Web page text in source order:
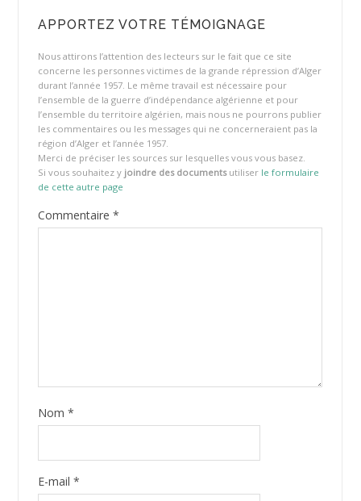
APPORTEZ VOTRE TÉMOIGNAGE
Nous attirons l’attention des lecteurs sur le fait que ce site
concerne les personnes victimes de la grande répression d’Alger
durant l’année 1957. Le même travail est nécessaire pour
l’ensemble de la guerre d’indépendance algérienne et pour
l’ensemble du territoire algérien, mais nous ne pourrons publier
les commentaires ou les messages qui ne concerneraient pas la
région d’Alger et l’année 1957.
Merci de préciser les sources sur lesquelles vous vous basez.
Si vous souhaitez y joindre des documentsutiliser le formulaire
de cette autre page
Commentaire *
Nom *
E-mail *